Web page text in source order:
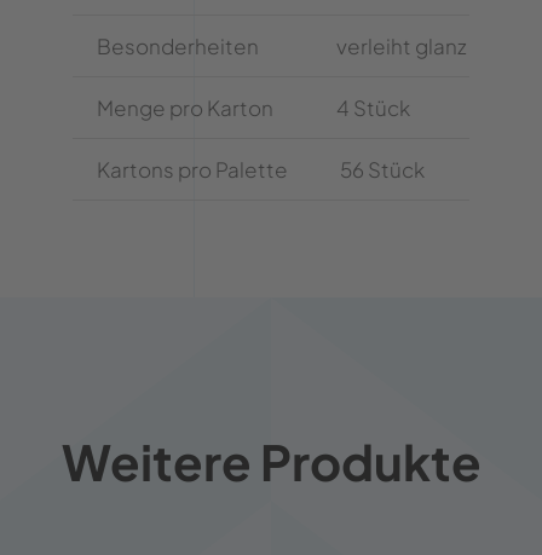
Besonderheiten verleiht glanz und
Menge pro Karton 4 Stück
Kartons pro Palette 56 Stück
Weitere Produkte